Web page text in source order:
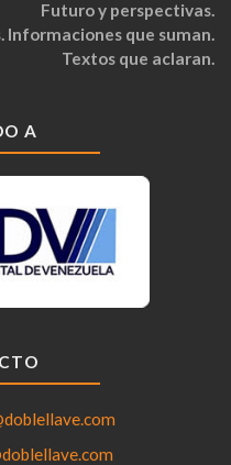
Futuro y perspectivas.
Informaciones que suman.
Textos que aclaran.
A